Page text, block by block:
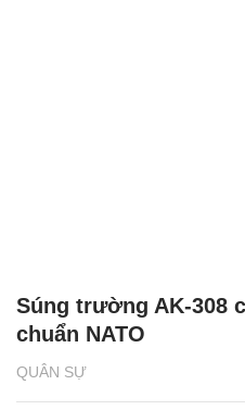
QUÂN SỰ
Súng trường AK-308
chuẩn NATO